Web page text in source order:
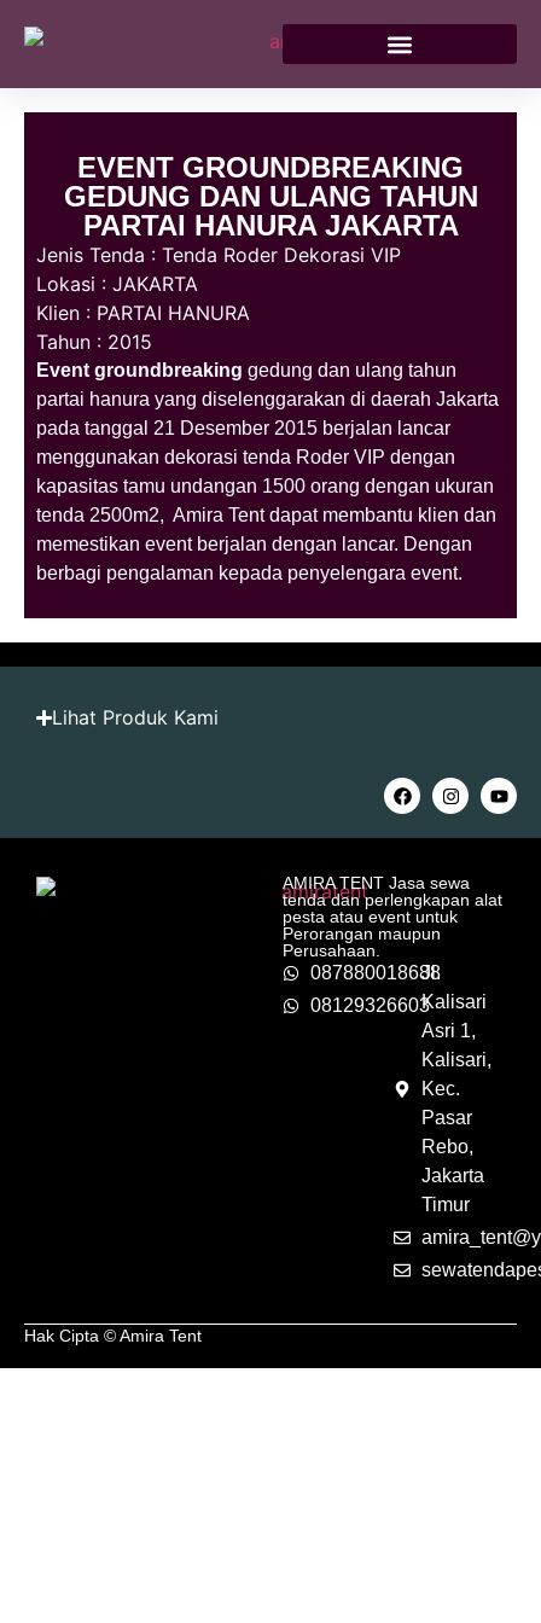
EVENT GROUNDBREAKING
GEDUNG DAN ULANG TAHUN
PARTAI HANURA JAKARTA
Jenis Tenda : Tenda Roder Dekorasi VIP
Lokasi : JAKARTA
Klien : PARTAI HANURA
Tahun : 2015
Event groundbreaking gedung dan ulang tahun
partai hanura yang diselenggarakan di daerah Jakarta
pada tanggal 21 Desember 2015 berjalan lancar
menggunakan dekorasi tenda Roder VIP dengan
kapasitas tamu undangan 1500 orang dengan ukuran
tenda 2500m2, Amira Tent dapat membantu klien dan
memestikan event berjalan dengan lancar. Dengan
berbagi pengalaman kepada penyelengara event.
Lihat Produk Kami
AMIRA TENT Jasa sewa
tenda dan perlengkapan alat
pesta atau event untuk
Perorangan maupun
Perusahaan.
087880018688
08129326603
Jl.
Kalisari
Asri 1,
Kalisari,
Kec.
Pasar
Rebo,
Jakarta
Timur
Hak Cipta © Amira Tent